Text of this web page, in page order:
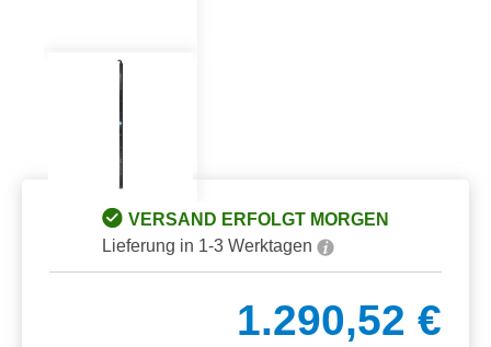
VERSAND ERFOLGT MORGEN
Lieferung in 1-3 Werktagen
1.290,52 €